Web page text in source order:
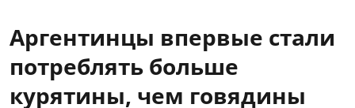
Аргентинцы впервые стали
потреблять больше
курятины, чем говядины